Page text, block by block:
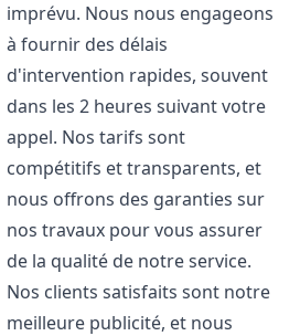
imprévu. Nous nous engageons
à fournir des délais
d'intervention rapides, souvent
dans les 2 heures suivant votre
appel. Nos tarifs sont
compétitifs et transparents, et
nous offrons des garanties sur
nos travaux pour vous assurer
de la qualité de notre service.
Nos clients satisfaits sont notre
meilleure publicité, et nous